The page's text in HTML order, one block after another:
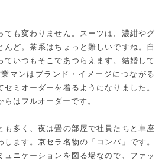
ても変わりません。スーツは、濃紺やグ
んど。茶系はちょっと難しいですね。自
ていつもそこであつらえます。結婚して
マンはブランド・イメージにつながる
ミオーダーを着るようになりました。
はフルオーダーです。
も多く、夜は畳の部屋で社員たちと車座
ます。京セラ名物の「コンパ」です。
ニケーションを図る場なので、ファッ